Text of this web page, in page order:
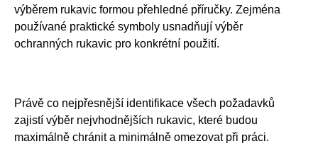
výběrem rukavic formou přehledné příručky. Zejména
používané praktické symboly usnadňují výběr
ochranných rukavic pro konkrétní použití.
Právě co nejpřesnější identifikace všech požadavků
zajistí výběr nejvhodnějších rukavic, které budou
maximálně chránit a minimálně omezovat při práci.